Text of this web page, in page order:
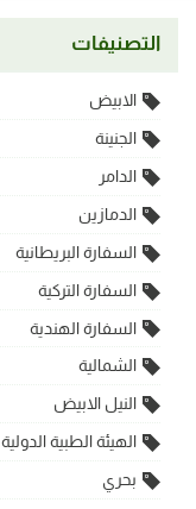
التصنيفات
الابيض
الجنينة
الدامر
الدمازين
السفارة البريطانية
السفارة التركية
السفارة الهندية
الشمالية
النيل الابيض
الهيئة الطبية الدولية
بحري